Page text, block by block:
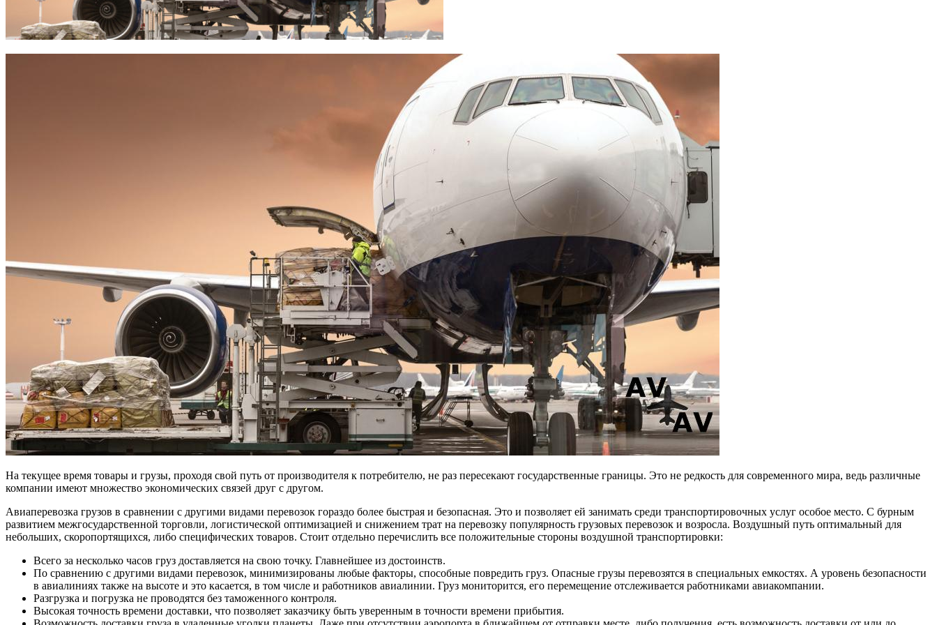
На текущее время товары и грузы, проходя свой путь от производителя к потребителю, не раз пересекают государственные границы. Это не редкость для современного мира, ведь различные
компании имеют множество экономических связей друг с другом.
Авиаперевозка грузов в сравнении с другими видами перевозок гораздо более быстрая и безопасная. Это и позволяет ей занимать среди транспортировочных услуг особое место. С бурным
развитием межгосударственной торговли, логистической оптимизацией и снижением трат на перевозку популярность грузовых перевозок и возросла. Воздушный путь оптимальный для
небольших, скоропортящихся, либо специфических товаров. Стоит отдельно перечислить все положительные стороны воздушной транспортировки:
Всего за несколько часов груз доставляется на свою точку. Главнейшее из достоинств.
По сравнению с другими видами перевозок, минимизированы любые факторы, способные повредить груз. Опасные грузы перевозятся в специальных емкостях. А уровень безопасности
в авиалиниях также на высоте и это касается, в том числе и работников авиалинии. Груз мониторится, его перемещение отслеживается работниками авиакомпании.
Разгрузка и погрузка не проводятся без таможенного контроля.
Высокая точность времени доставки, что позволяет заказчику быть уверенным в точности времени прибытия.